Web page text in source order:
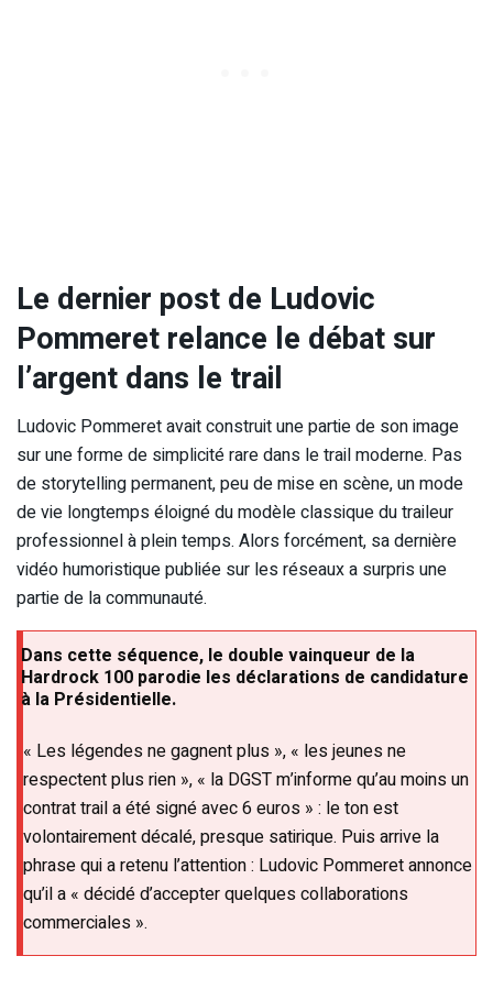
Le dernier post de Ludovic
Pommeret relance le débat sur
l’argent dans le trail
Ludovic Pommeret avait construit une partie de son image
sur une forme de simplicité rare dans le trail moderne. Pas
de storytelling permanent, peu de mise en scène, un mode
de vie longtemps éloigné du modèle classique du traileur
professionnel à plein temps. Alors forcément, sa dernière
vidéo humoristique publiée sur les réseaux a surpris une
partie de la communauté.
Dans cette séquence, le double vainqueur de la
Hardrock 100 parodie les déclarations de candidature
à la Présidentielle.
« Les légendes ne gagnent plus », « les jeunes ne
respectent plus rien », « la DGST m’informe qu’au moins un
contrat trail a été signé avec 6 euros » : le ton est
volontairement décalé, presque satirique. Puis arrive la
phrase qui a retenu l’attention : Ludovic Pommeret annonce
qu’il a « décidé d’accepter quelques collaborations
commerciales ».